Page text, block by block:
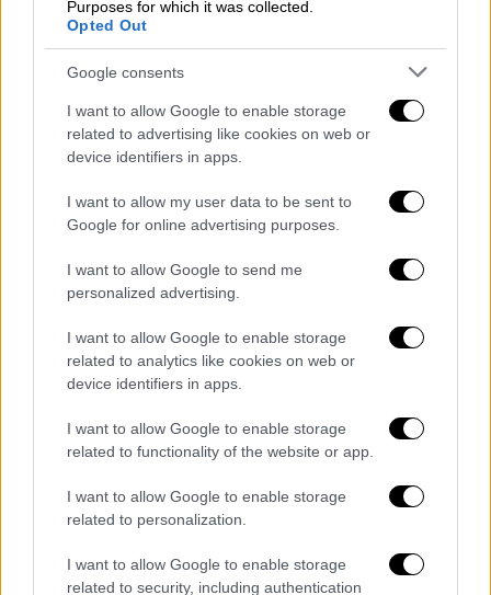
Purposes for which it was collected.
Opted Out
Google consents
I want to allow Google to enable storage
related to advertising like cookies on web or
device identifiers in apps.
I want to allow my user data to be sent to
Google for online advertising purposes.
I want to allow Google to send me
personalized advertising.
I want to allow Google to enable storage
related to analytics like cookies on web or
device identifiers in apps.
I want to allow Google to enable storage
related to functionality of the website or app.
I want to allow Google to enable storage
related to personalization.
I want to allow Google to enable storage
related to security, including authentication
Κέρκεζ για απώθηση-εξύβριση
διαιτητή!
Αθλητισμός|21.04.2026 18:25
Το video της ΠΑΕ ΠΑΟΚ για τη
«χρυσή» εποχή του Ιβάν Σαββίδη
Αναλυτικά το πρόγραμμα της 4 ης
αγωνιστικής των play outs:
Πανσερραϊκός – Ατρόμητος 16:00
/ Novasports Prime
Αστέρας Τρίπολης – Παναιτωλικός
20:00 / Novasports 2
Αποτελέσματα & Βαθμολογία
Αγωνιστική#slgr